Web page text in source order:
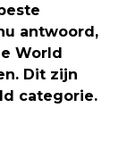
antwoord,
World
Dit zijn
categorie.